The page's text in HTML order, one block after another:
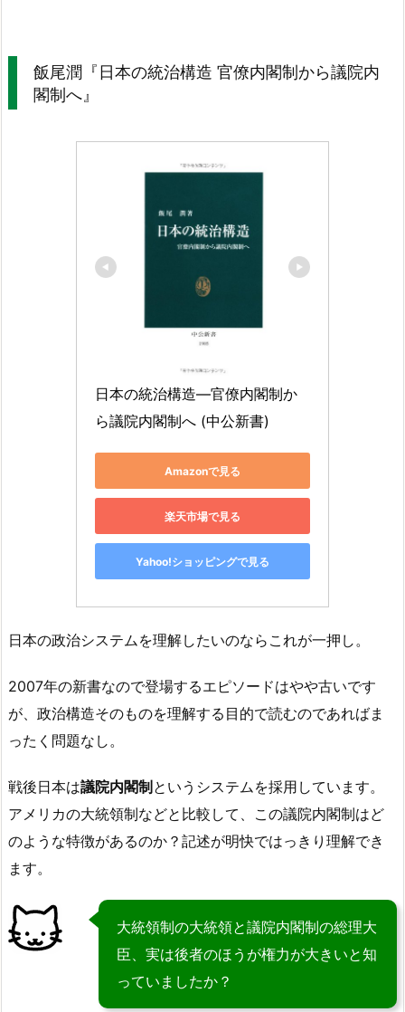
飯尾潤『日本の統治構造 官僚内閣制から議院内
閣制へ』
日本の統治構造―官僚内閣制か
ら議院内閣制へ (中公新書)
Amazonで見る
楽天市場で見る
Yahoo!ショッピングで見る
日本の政治システムを理解したいのならこれが一押し。
2007年の新書なので登場するエピソードはやや古いです
が、政治構造そのものを理解する目的で読むのであればま
ったく問題なし。
戦後日本は議院内閣制というシステムを採用しています。
アメリカの大統領制などと比較して、この議院内閣制はど
のような特徴があるのか？記述が明快ではっきり理解でき
ます。
大統領制の大統領と議院内閣制の総理大
臣、実は後者のほうが権力が大きいと知
っていましたか？